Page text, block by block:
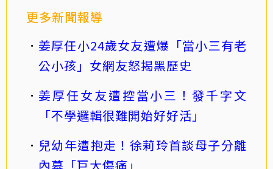
更多新聞報導
姜厚任小24歲女友遭爆「當小三有老
公小孩」女網友怒揭黑歷史
姜厚任女友遭控當小三！發千字文
「不學邏輯很難開始好好活」
兒幼年遭抱走！徐莉玲首談母子分離
內幕「巨大傷痛」